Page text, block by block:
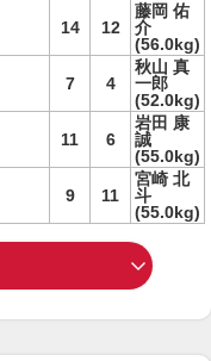
14 12
藤岡 佑
介
(56.0kg)
7 4
秋山 真
一郎
(52.0kg)
11 6
岩田 康
誠
(55.0kg)
9 11
宮崎 北
斗
(55.0kg)